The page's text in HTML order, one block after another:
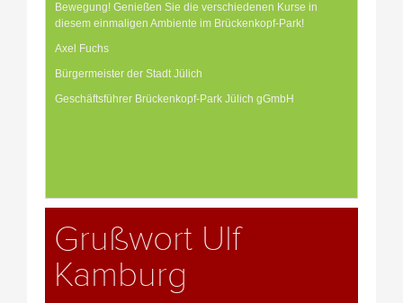
Bewegung! Genießen Sie die verschiedenen Kurse in
diesem einmaligen Ambiente im Brückenkopf-Park!
Axel Fuchs
Bürgermeister der Stadt Jülich
Geschäftsführer Brückenkopf-Park Jülich gGmbH
Grußwort Ulf
Kamburg